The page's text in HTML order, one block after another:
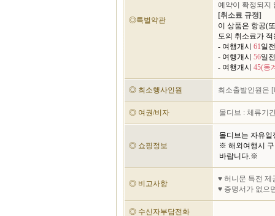
◎특별약관
예약이 확정되지
[취소료 규정]
이 상품은 항공(
도의 취소료가
- 여행개시 61일
- 여행개시 56일
- 여행개시 45(동
◎ 최소행사인원 최소출발인원은
◎ 여권/비자 몰디브 : 체류기
◎ 쇼핑정보
몰디브는 자유
※ 해외여행시 구
바랍니다.※
◎ 비고사항
♥ 허니문 특전 제
♥ 증명서가 없으
◎ 수신자부담전화